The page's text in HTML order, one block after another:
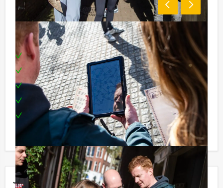
Jouw uitje
Inclusief:
Tablets
Enthousiaste begeleiding
Uitgebreide lunch in drie verschillende restaurants
Een leuke prijs voor het winnende team
Te boeken op de door jullie gewenste dag en
tijdstip!